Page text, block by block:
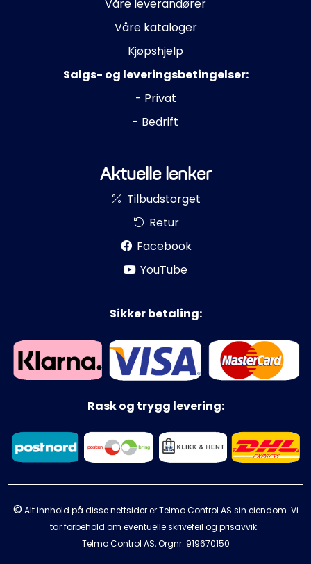
Våre leverandører
Våre kataloger
Kjøpshjelp
Salgs- og leveringsbetingelser:
- Privat
- Bedrift
Aktuelle lenker
Tilbudstorget
Retur
Facebook
YouTube
Sikker betaling:
Rask og trygg levering:
© Alt innhold på disse nettsider er Telmo Control AS sin eiendom. Vi
tar forbehold om eventuelle skrivefeil og prisavvik.
Telmo Control AS, Orgnr. 919670150